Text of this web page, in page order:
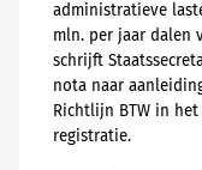
administratieve
mln. per jaar dalen
schrijft
nota naar
Richtlijn BTW in
registratie.